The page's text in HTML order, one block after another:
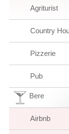
Agriturist
Country
Pizzerie
Pub
Bere
Airbnb